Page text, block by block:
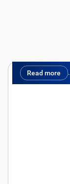
Read more